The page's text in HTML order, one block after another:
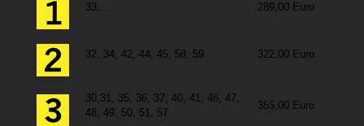
33... 289,00 Euro
32, 34, 42, 44, 45, 58, 59 322,00 Euro
30,31, 35, 36, 37, 40, 41, 46, 47,
48, 49, 50, 51, 57
355,00 Euro